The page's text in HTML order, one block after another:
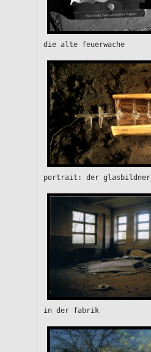
die alte feuerwache
portrait: der glasbildner
in der fabrik